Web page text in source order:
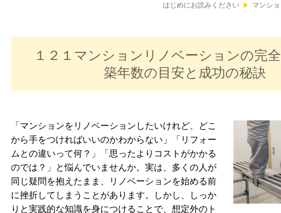
はじめにお読みください マンシ
１２１ マンションリノベーションの完全
築年数の目安と成功の秘訣
「マンションをリノベーションしたいけれど、どこ
から手をつければいいのかわからない」「リフォー
ムとの違いって何？」「思ったよりコストがかかる
のでは？」と悩んでいませんか。実は、多くの人が
同じ疑問を抱えたまま、リノベーションを始める前
に挫折してしまうことがあります。しかし、しっか
りと実践的な知識を身につけることで、想定外のト